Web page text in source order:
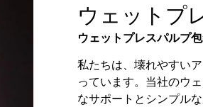
ウェットプ
ウェットプレスパルプ
私たちは、壊れやすい
っています。当社のウ
なサポートとシンプル